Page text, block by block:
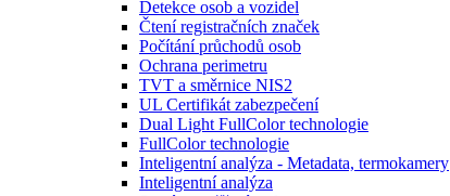
Detekce osob a vozidel
Čtení registračních značek
Počítání průchodů osob
Ochrana perimetru
TVT a směrnice NIS2
UL Certifikát zabezpečení
Dual Light FullColor technologie
FullColor technologie
Inteligentní analýza - Metadata, termokamery
Inteligentní analýza